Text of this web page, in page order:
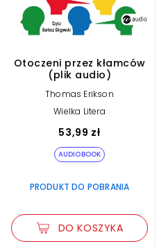
Otoczeni przez kłamców
(plik audio)
Thomas Erikson
Wielka Litera
53,99 zł
AUDIOBOOK
PRODUKT DO POBRANIA
DO KOSZYKA